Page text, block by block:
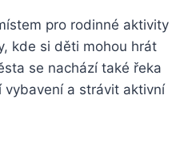
pro rodinné aktivity
kde si děti mohou hrát
se nachází také řeka
vybavení a strávit aktivní